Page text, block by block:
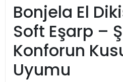
Bonjela El
Soft Eşarp –
Konforun
Uyumu